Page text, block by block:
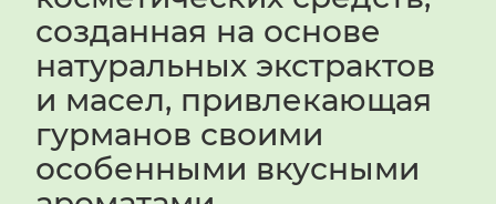
созданная на основе
натуральных экстрактов
и масел, привлекающая
гурманов своими
особенными вкусными